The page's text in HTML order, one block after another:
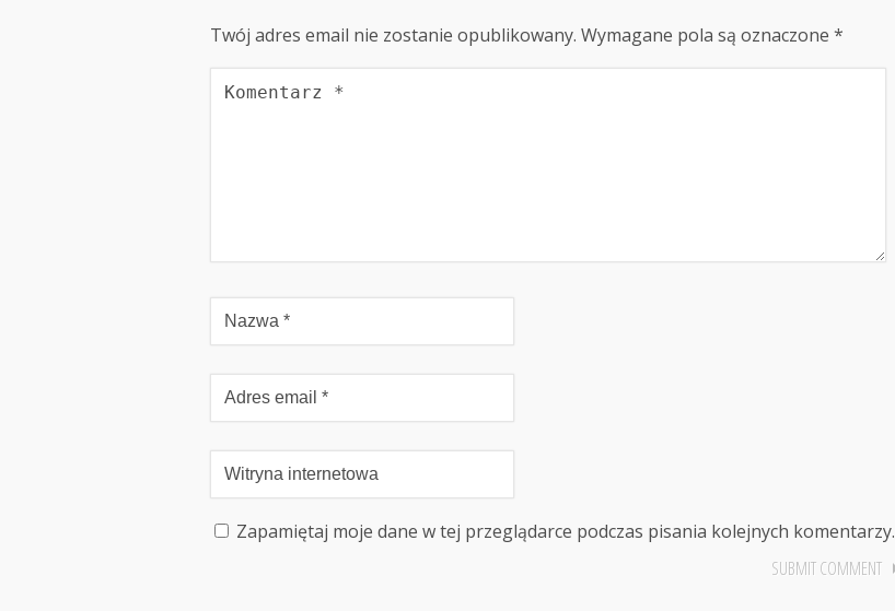
Twój adres email nie zostanie opublikowany. Wymagane pola są oznaczone *
Zapamiętaj moje dane w tej przeglądarce podczas pisania kolejnych komentarzy.